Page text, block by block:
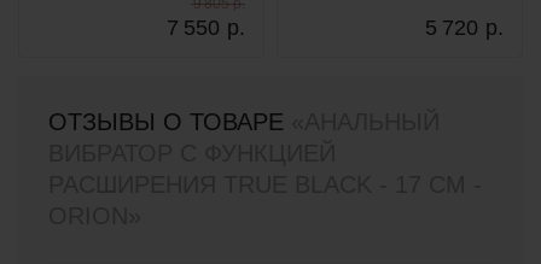
7 550 р.
9 805 р.
5 720 р.
ОТЗЫВЫ О ТОВАРЕ